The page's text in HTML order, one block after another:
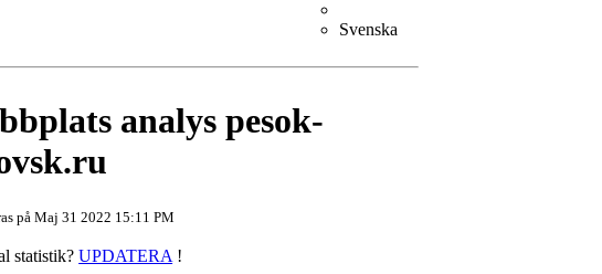
Svenska
analys pesok-
på Maj 31 2022 15:11 PM
statistik?UPDATERA !